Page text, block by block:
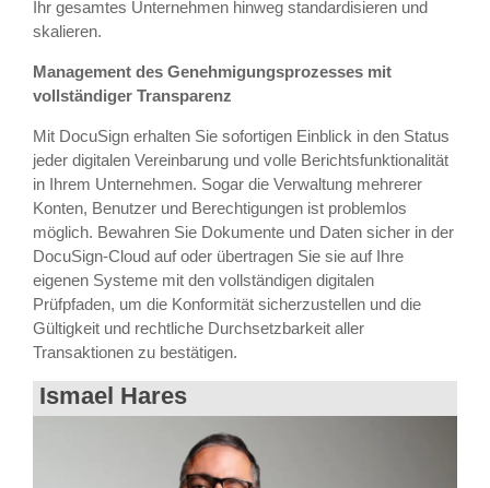
Ihr gesamtes Unternehmen hinweg standardisieren und
skalieren.
Management des Genehmigungsprozesses mit
vollständiger Transparenz
Mit DocuSign erhalten Sie sofortigen Einblick in den Status
jeder digitalen Vereinbarung und volle Berichtsfunktionalität
in Ihrem Unternehmen. Sogar die Verwaltung mehrerer
Konten, Benutzer und Berechtigungen ist problemlos
möglich. Bewahren Sie Dokumente und Daten sicher in der
DocuSign-Cloud auf oder übertragen Sie sie auf Ihre
eigenen Systeme mit den vollständigen digitalen
Prüfpfaden, um die Konformität sicherzustellen und die
Gültigkeit und rechtliche Durchsetzbarkeit aller
Transaktionen zu bestätigen.
Ismael Hares